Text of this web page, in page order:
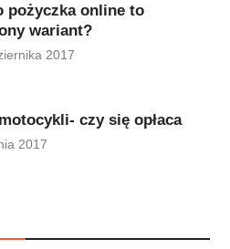
pożyczka online to
wariant?
2017
czy się opłaca
2017